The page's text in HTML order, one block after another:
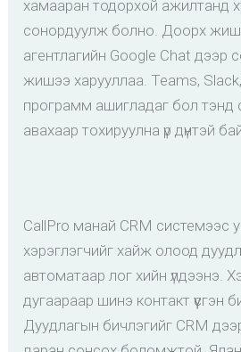
хамааран тодорхой ажилтанд
сонордуулж болно. Доорх
агентлагийн Google Chat дээр
жишээ харууллаа. Teams,
программ ашигладаг бол тэнд
авахаар тохируулна үр дүнтэй
CallPro манай CRM системээс
хэрэглэгчийг хайж олоод
автоматаар лог хийн үлдээнэ.
дугаараар шинэ контакт үүсгэн
Дуудлагын бичлэгийг CRM